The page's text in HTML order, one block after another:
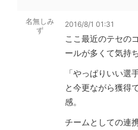
名無しみ
ず
2016/8/1 01:31
ここ最近のテセの
ールが多くて気持
「やっぱりいい選
と今更ながら獲得
感。
チームとしての連